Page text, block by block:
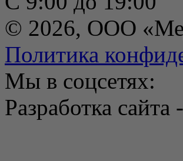
© 2026, ООО
Политика
Мы в соцсетях:
Разработка сайта -